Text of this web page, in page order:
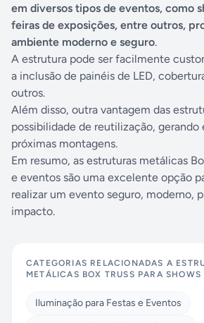
em diversos tipos de eventos, como
feiras de exposições, entre outros,
ambiente moderno e seguro.
A estrutura pode ser facilmente
a inclusão de painéis de LED,
outros.
Além disso, outra vantagem das
possibilidade de reutilização, gerando
próximas montagens.
Em resumo, as estruturas metálicas
e eventos são uma excelente opção
realizar um evento seguro, moderno,
impacto.
CATEGORIAS RELACIONADAS A
METÁLICAS BOX TRUSS PARA SHOWS
Iluminação para Festas e Eventos